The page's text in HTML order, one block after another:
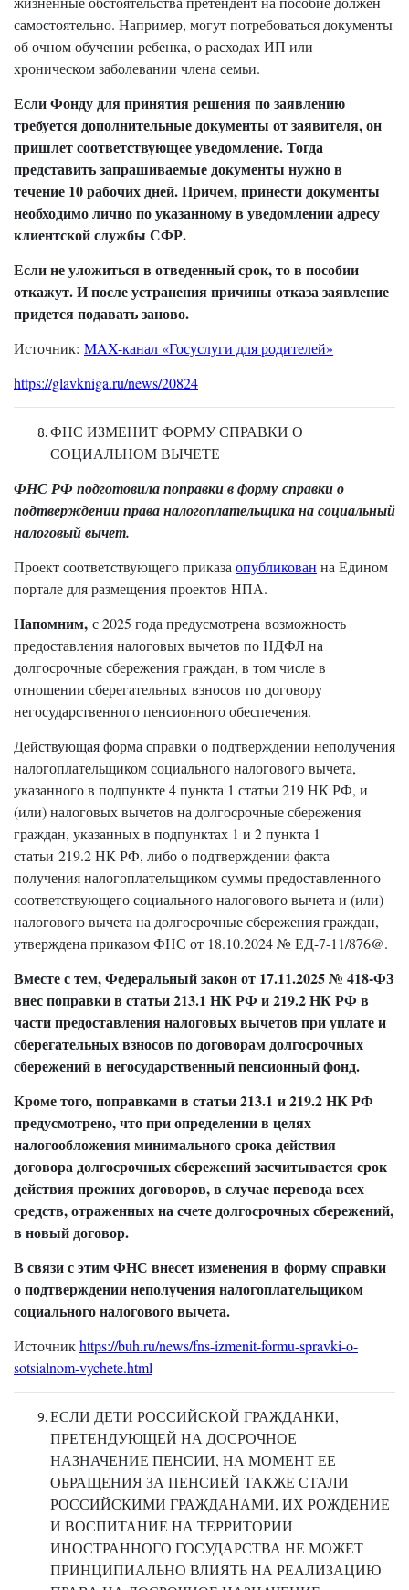
самостоятельно. Например, могут потребоваться документы
об очном обучении ребенка, о расходах ИП или
хроническом заболевании члена семьи.
Если Фонду для принятия решения по заявлению
требуется дополнительные документы от заявителя, он
пришлет соответствующее уведомление. Тогда
представить запрашиваемые документы нужно в
течение 10 рабочих дней. Причем, принести документы
необходимо лично по указанному в уведомлении адресу
клиентской службы СФР.
Если не уложиться в отведенный срок, то в пособии
откажут. И после устранения причины отказа заявление
придется подавать заново.
Источник: MAX-канал «Госуслуги для родителей»
https://glavkniga.ru/news/20824
ФНС ИЗМЕНИТ ФОРМУ СПРАВКИ О
СОЦИАЛЬНОМ ВЫЧЕТЕ
ФНС РФ подготовила поправки в форму справки о
подтверждении права налогоплательщика на социальный
налоговый вычет.
Проект соответствующего приказа опубликован на Едином
портале для размещения проектов НПА.
Напомним, с 2025 года предусмотрена возможность
предоставления налоговых вычетов по НДФЛ на
долгосрочные сбережения граждан, в том числе в
отношении сберегательных взносов по договору
негосударственного пенсионного обеспечения.
Действующая форма справки о подтверждении неполучения
налогоплательщиком социального налогового вычета,
указанного в подпункте 4 пункта 1 статьи 219 НК РФ, и
(или) налоговых вычетов на долгосрочные сбережения
граждан, указанных в подпунктах 1 и 2 пункта 1
статьи 219.2 НК РФ, либо о подтверждении факта
получения налогоплательщиком суммы предоставленного
соответствующего социального налогового вычета и (или)
налогового вычета на долгосрочные сбережения граждан,
утверждена приказом ФНС от 18.10.2024 № ЕД-7-11/876@.
Вместе с тем, Федеральный закон от 17.11.2025 № 418-ФЗ
внес поправки в статьи 213.1 НК РФ и 219.2 НК РФ в
части предоставления налоговых вычетов при уплате и
сберегательных взносов по договорам долгосрочных
сбережений в негосударственный пенсионный фонд.
Кроме того, поправками в статьи 213.1 и 219.2 НК РФ
предусмотрено, что при определении в целях
налогообложения минимального срока действия
договора долгосрочных сбережений засчитывается срок
действия прежних договоров, в случае перевода всех
средств, отраженных на счете долгосрочных сбережений,
в новый договор.
В связи с этим ФНС внесет изменения в форму справки
о подтверждении неполучения налогоплательщиком
социального налогового вычета.
Источникhttps://buh.ru/news/fns-izmenit-formu-spravki-o-
sotsialnom-vychete.html
ЕСЛИ ДЕТИ РОССИЙСКОЙ ГРАЖДАНКИ,
ПРЕТЕНДУЮЩЕЙ НА ДОСРОЧНОЕ
НАЗНАЧЕНИЕ ПЕНСИИ, НА МОМЕНТ ЕЕ
ОБРАЩЕНИЯ ЗА ПЕНСИЕЙ ТАКЖЕ СТАЛИ
РОССИЙСКИМИ ГРАЖДАНАМИ, ИХ РОЖДЕНИЕ
И ВОСПИТАНИЕ НА ТЕРРИТОРИИ
ИНОСТРАННОГО ГОСУДАРСТВА НЕ МОЖЕТ
ПРИНЦИПИАЛЬНО ВЛИЯТЬ НА РЕАЛИЗАЦИЮ